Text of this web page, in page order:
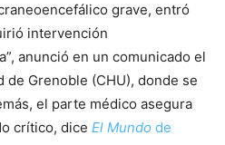
grave, entró
intervención
anunció en un comunicado el
de Grenoble (CHU), donde se
el parte médico asegura
crítico, dice El Mundo de